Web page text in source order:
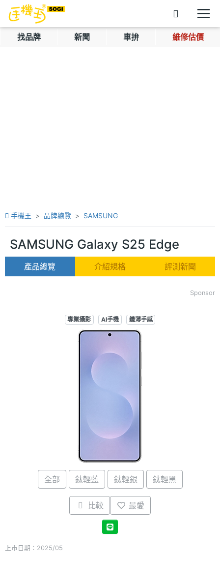
找品牌 新聞 車拚 維修估價
手機王 品牌總覽 SAMSUNG
SAMSUNG Galaxy S25 Edge
產品總覽 介紹規格 評測新聞
Sponsor
專業攝影 AI手機 纖薄手感
全部 鈦輕藍 鈦輕銀 鈦輕黑
比較 最愛
上市日期：2025/05